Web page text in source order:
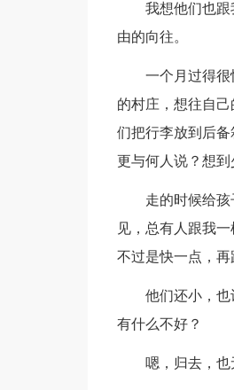
我想他们也跟我
由的向往。
一个月过得很快
的村庄，想往自
们把行李放到后
更与何人说？想到
走的时候给孩子
见，总有人跟我
不过是快一点，再
他们还小，也许
有什么不好？
嗯，归去，也